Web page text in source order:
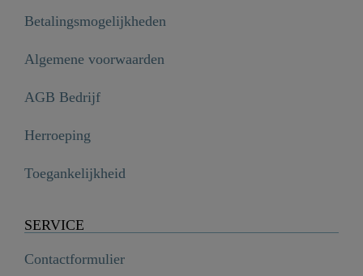
Betalingsmogelijkheden
Algemene voorwaarden
AGB Bedrijf
Herroeping
Toegankelijkheid
SERVICE
Contactformulier